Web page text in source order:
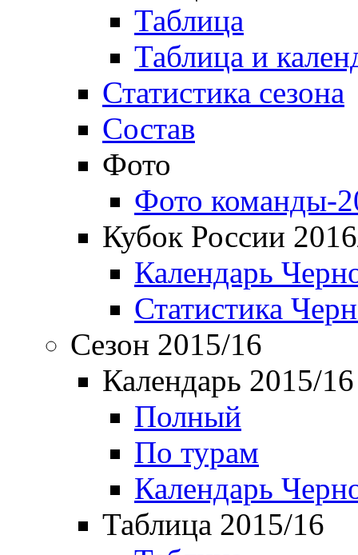
Таблица
Таблица и
Статистика сезона
Состав
Фото
Фото команды-
Кубок России
Календарь
Статистика
Сезон 2015/16
Календарь 2015/16
Полный
По турам
Календарь
Таблица 2015/16